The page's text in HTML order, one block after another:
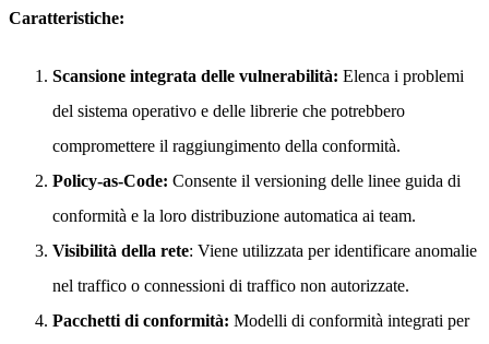
Caratteristiche:
Scansione integrata delle vulnerabilità: Elenca i problemi
del sistema operativo e delle librerie che potrebbero
compromettere il raggiungimento della conformità.
Policy-as-Code: Consente il versioning delle linee guida di
conformità e la loro distribuzione automatica ai team.
Visibilità della rete: Viene utilizzata per identificare anomalie
nel traffico o connessioni di traffico non autorizzate.
Pacchetti di conformità: Modelli di conformità integrati per